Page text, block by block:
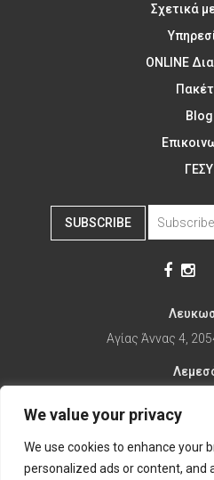
We value your privacy
We use cookies to enhance your
personalized ads or content, and
Σχετικά
ONLINE
Blog
ΓΕΣΥ
SUBSCRIBE
Αγίας Άννας 4,
1ης